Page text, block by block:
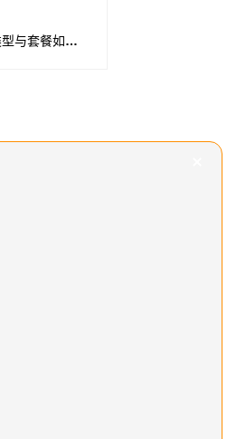
400电话费用解析：号码类型与套餐如何影响企业通讯成本